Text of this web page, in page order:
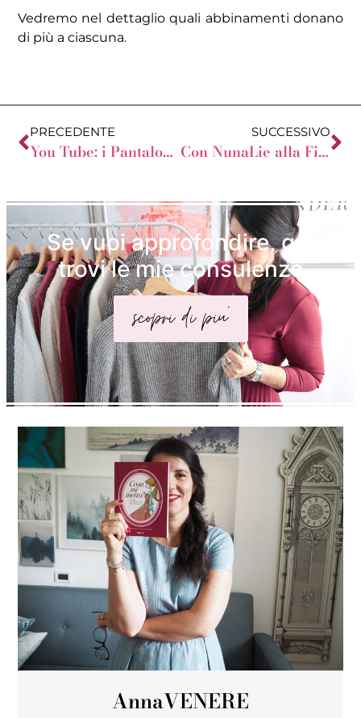
Vedremo nel dettaglio quali abbinamenti donano
di più a ciascuna.
PRECEDENTE
You Tube: i Pantaloni per la Donna a Rettangolo
SUCCESSIVO
Con NunaLie alla Fiumara
Se vuoi approfondire, qui
trovi le mie consulenze
scopri di piu'
AnnaVENERE